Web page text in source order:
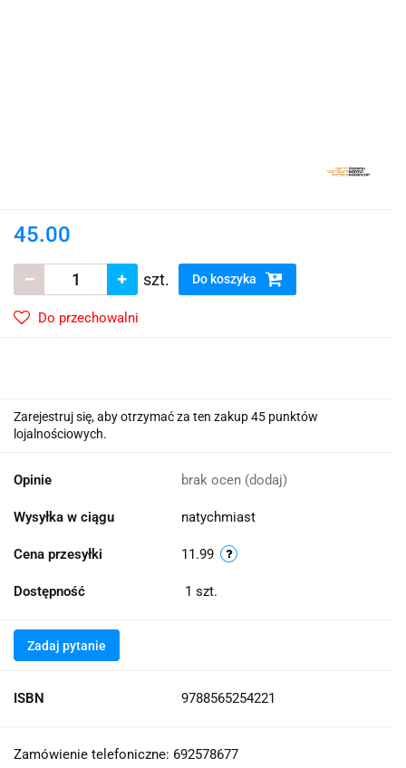
45.00
szt. Do koszyka
Do przechowalni
Zarejestruj się, aby otrzymać za ten zakup 45 punktów
lojalnościowych.
Opinie brak ocen (dodaj)
Wysyłka w ciągu natychmiast
Cena przesyłki 11.99
Dostępność 1 szt.
Zadaj pytanie
ISBN 9788565254221
Zamówienie telefoniczne: 692578677